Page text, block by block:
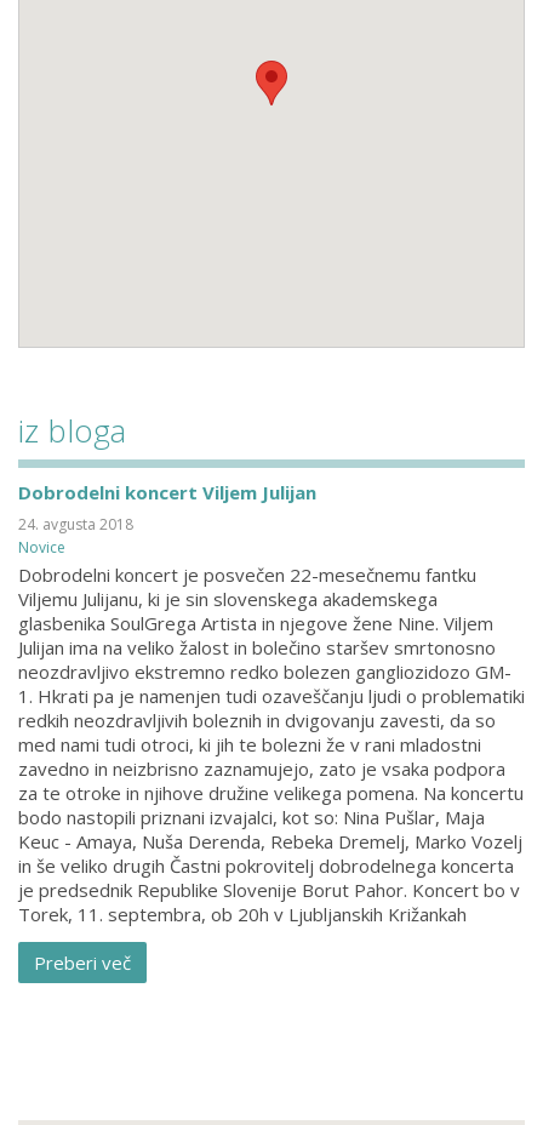
iz bloga
Dobrodelni koncert Viljem Julijan
24. avgusta 2018
Novice
Dobrodelni koncert je posvečen 22-mesečnemu fantku
Viljemu Julijanu, ki je sin slovenskega akademskega
glasbenika SoulGrega Artista in njegove žene Nine. Viljem
Julijan ima na veliko žalost in bolečino staršev smrtonosno
neozdravljivo ekstremno redko bolezen gangliozidozo GM-
1. Hkrati pa je namenjen tudi ozaveščanju ljudi o problematiki
redkih neozdravljivih boleznih in dvigovanju zavesti, da so
med nami tudi otroci, ki jih te bolezni že v rani mladostni
zavedno in neizbrisno zaznamujejo, zato je vsaka podpora
za te otroke in njihove družine velikega pomena. Na koncertu
bodo nastopili priznani izvajalci, kot so: Nina Pušlar, Maja
Keuc - Amaya, Nuša Derenda, Rebeka Dremelj, Marko Vozelj
in še veliko drugih Častni pokrovitelj dobrodelnega koncerta
je predsednik Republike Slovenije Borut Pahor. Koncert bo v
Torek, 11. septembra, ob 20h v Ljubljanskih Križankah
Preberi več